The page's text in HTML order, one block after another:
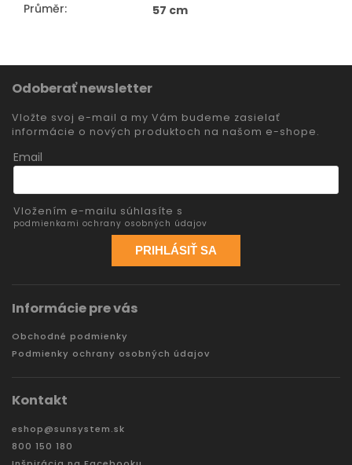
Průměr: 57 cm
Odoberať newsletter
Vložte svoj e-mail a my Vám budeme zasielať
informácie o nových produktoch na našom e-shope.
Email
Vložením e-mailu súhlasíte s
podmienkami ochrany osobných údajov
PRIHLÁSIŤ SA
Informácie pre vás
Obchodné podmienky
Podmienky ochrany osobných údajov
Kontakt
eshop@sunsystem.sk
800 150 180